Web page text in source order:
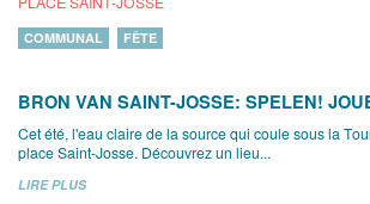
COMMUNAL FÊTE
BRON VAN SAINT-JOSSE: SPELEN!
Cet été, l'eau claire de la source qui coule sous la
place Saint-Josse. Découvrez un lieu...
LIRE PLUS